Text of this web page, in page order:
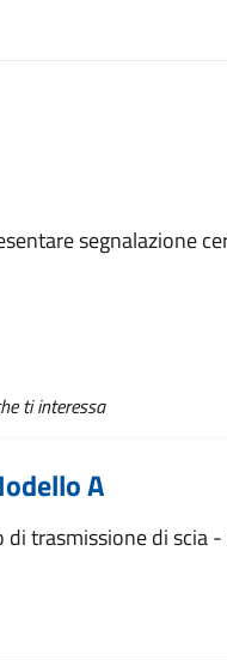
segnalazione
ti interessa
A
trasmissione di scia